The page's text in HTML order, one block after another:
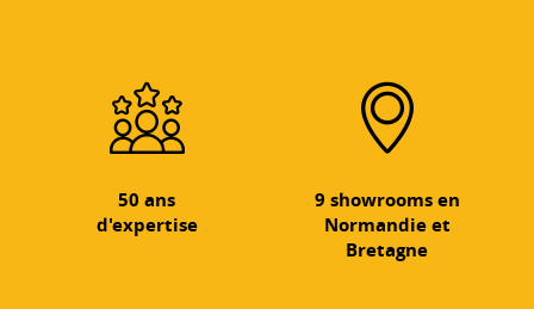
50 ans
d'expertise
9 showrooms en
Normandie et
Bretagne